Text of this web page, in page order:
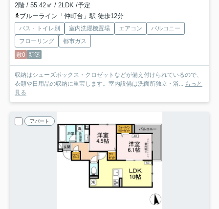
2階 / 55.42㎡ / 2LDK /予定
ブルーライン「仲町台」駅 徒歩12分
バス・トイレ別 室内洗濯機置場 エアコン
バルコニー
フローリング
都市ガス
敷0 新築
収納はシューズボックス・クロゼットなどが備え付けられているので、
衣類や日用品の収納に重宝します。室内設備は洗面所独立・浴...
もっと
見る
アパート